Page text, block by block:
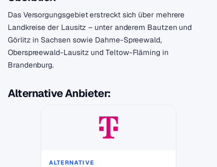
Das Versorgungsgebiet erstreckt sich über mehrere
Landkreise der Lausitz – unter anderem Bautzen und
Görlitz in Sachsen sowie Dahme-Spreewald,
Oberspreewald-Lausitz und Teltow-Fläming in
Brandenburg.
Alternative Anbieter:
ALTERNATIVE